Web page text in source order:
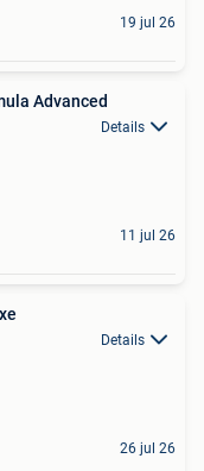
19 jul 26
Advanced
Details
11 jul 26
Details
26 jul 26